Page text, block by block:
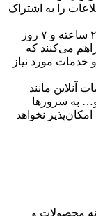
را به اشتراک
سرورها به صورت ۲۴ ساعته و ۷ روز
می‌کنند که
خدمات مورد نیاز
آنلاین مانند
و… به سرورها
نخواهد
محصولات و